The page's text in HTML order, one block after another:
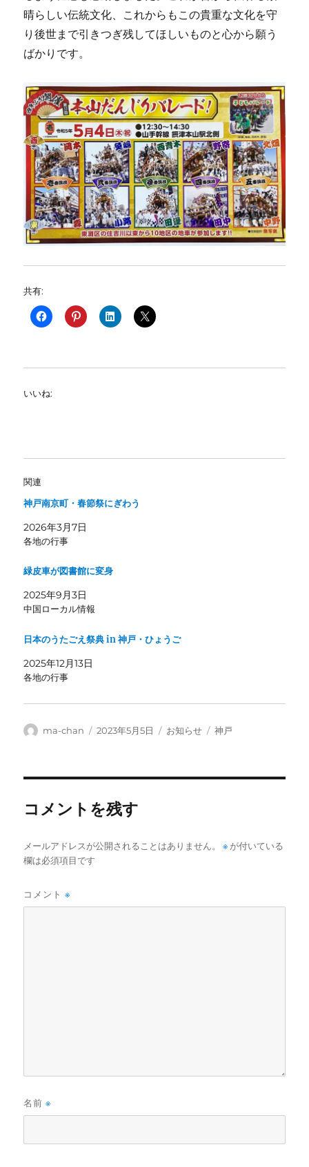
晴らしい伝統文化、これからもこの貴重な文化を守
り後世まで引きつぎ残してほしいものと心から願う
ばかりです。
共有:
いいね:
関連
神戸南京町・春節祭にぎわう
2026年3月7日
各地の行事
緑皮車が図書館に変身
2025年9月3日
中国ローカル情報
日本のうたごえ祭典 in 神戸・ひょうご
2025年12月13日
各地の行事
投
ma-chan
投
2023年5月5日
カ
お知らせ
タ
神戸
コメントを残す
メールアドレスが公開されることはありません。 ※ が付いている
欄は必須項目です
コメント※
名前※